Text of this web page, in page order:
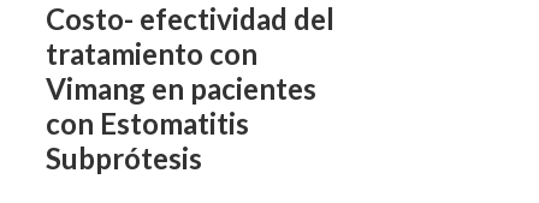
Costo- efectividad del
tratamiento con
Vimang en pacientes
con Estomatitis
Subprótesis